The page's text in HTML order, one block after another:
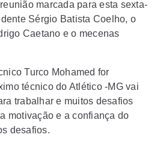
marcada para esta sexta-
Sérgio Batista Coelho, o
Caetano e o mecenas
Turco Mohamed for
técnico do Atlético -MG vai
trabalhar e muitos desafios
motivação e a confiança do
desafios.